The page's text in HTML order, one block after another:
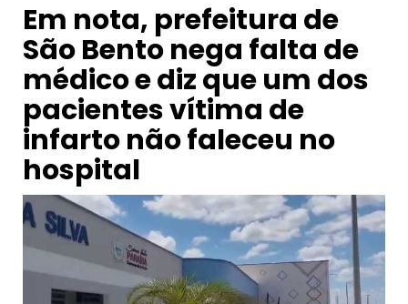
Em nota, prefeitura de
São Bento nega falta de
médico e diz que um dos
pacientes vítima de
infarto não faleceu no
hospital